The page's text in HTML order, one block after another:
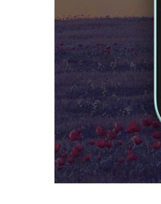
شده است. همچنین، طراحی شفاف آن